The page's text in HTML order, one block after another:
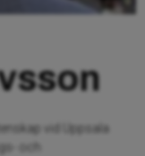
vid Uppsala
och